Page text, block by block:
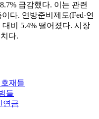
급감했다. 이는 관련
다. 연방준비제도(Fed·연
비 5.4% 떨어졌다. 시장
다.
재들
들
연금